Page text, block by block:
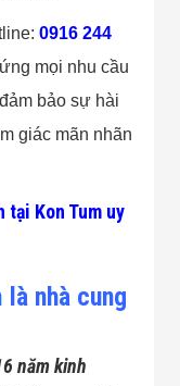
Khuyết Tật
Vết Nứt Sản
Phẩm
Máy Kiểm Tra
Bo Mạch Điện
Robot Tự Hành
Cổng Dò Kim
Lý (X-Ray)
0916 244
mọi nhu cầu
bảo sự hài
giác mãn nhãn
tại Kon Tum uy
là nhà cung
năm kinh